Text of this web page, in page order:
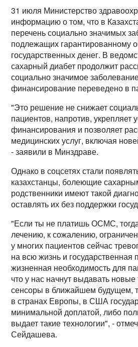
31 июля Министерство
информацию о том, что в
перечень социально значимых
подлежащих гарантированному
государственных денег. В
сахарный диабет продолжит
социально значимое
финансирование переведено в
"Это решение не снижает
пациентов, напротив, укрепляет
финансирования и позволяет
медицинских услуг, включая
- заявили в Минздраве.
Однако в соцсетях стали
казахстанцы, болеющие
родственники имеют такой
оставлять их без поддержки
"Если ты не платишь ОСМС,
лечению, к сожалению,
у многих пациентов сейчас
на всю жизнь и государственная
жизненная необходимость для
что у нас начнут выдавать новые
сенсоры в ближайшем будущем,
в странах Европы, в США
минимальной доплатой, либо
выдает такие технологии", -
Сейдашева.